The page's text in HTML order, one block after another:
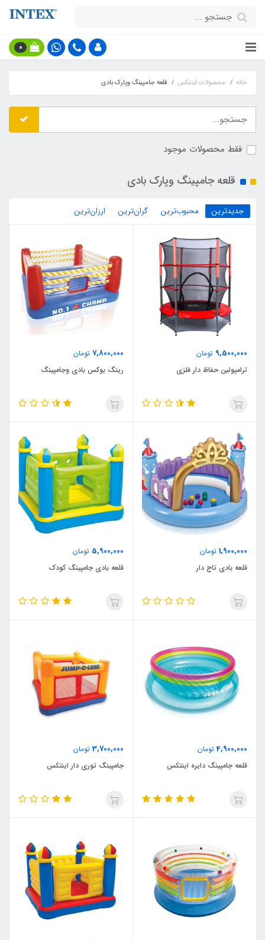
0
خانه محصولات اینتکس قلعه جامپینگ وپارک بادی
فقط محصولات موجود
قلعه جامپینگ وپارک بادی
جدیدترین محبوب‌ترین گران‌ترین ارزان‌ترین
9,500,000 تومان
ترامپولین حفاظ دار فلزی
7,800,000 تومان
رینگ بوکس بادی وجامپینگ
1,900,000 تومان
قلعه بادی تاج دار
5,900,000 تومان
قلعه بادی جامپینگ کودک
4,900,000تومان
قلعه جامپینگ دایره اینتکس
3,700,000 تومان
جامپینگ توری دار اینتکس